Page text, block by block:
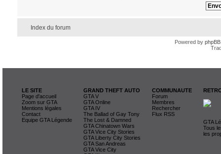
Index du forum
Powered by phpBB
LE SITE
Page d'accueil
Zoom sur GTA
Mentions légales
Contact
Equipe GTA Légende
GRAND THEFT AUTO
GTA V
GTA Online
GTA IV
The Ballad of Gay Tony
The Lost & Damned
GTA Chinatown Wars
GTA Vice City Stories
GTA Liberty City Stories
GTA San Andreas
GTA Vice City
COMMUNAUTE
Forum
Membres
Rechercher
Flux RSS
GTA
Tous
les